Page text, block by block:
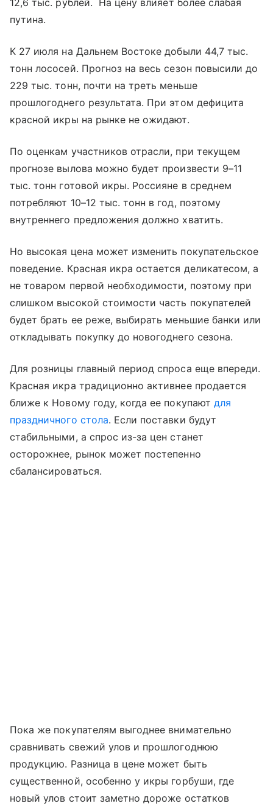
12,6 тыс. рублей. На цену влияет более слабая
путина.
К 27 июля на Дальнем Востоке добыли 44,7 тыс.
тонн лососей. Прогноз на весь сезон повысили до
229 тыс. тонн, почти на треть меньше
прошлогоднего результата. При этом дефицита
красной икры на рынке не ожидают.
По оценкам участников отрасли, при текущем
прогнозе вылова можно будет произвести 9–11
тыс. тонн готовой икры. Россияне в среднем
потребляют 10–12 тыс. тонн в год, поэтому
внутреннего предложения должно хватить.
Но высокая цена может изменить покупательское
поведение. Красная икра остается деликатесом, а
не товаром первой необходимости, поэтому при
слишком высокой стоимости часть покупателей
будет брать ее реже, выбирать меньшие банки или
откладывать покупку до новогоднего сезона.
Для розницы главный период спроса еще впереди.
Красная икра традиционно активнее продается
ближе к Новому году, когда ее покупают для
праздничного стола. Если поставки будут
стабильными, а спрос из-за цен станет
осторожнее, рынок может постепенно
сбалансироваться.
Пока же покупателям выгоднее внимательно
сравнивать свежий улов и прошлогоднюю
продукцию. Разница в цене может быть
существенной, особенно у икры горбуши, где
новый улов стоит заметно дороже остатков